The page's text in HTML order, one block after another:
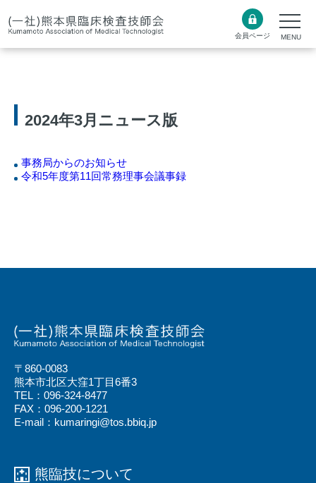
会員ページ
2024年3月ニュース版
事務局からのお知らせ
令和5年度第11回常務理事会議事録
〒860-0083
熊本市北区大窪1丁目6番3
TEL：096-324-8477
FAX：096-200-1221
E-mail：kumaringi@tos.bbiq.jp
熊臨技について